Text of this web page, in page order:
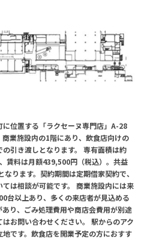
位置する「ラクセーヌ専門店」A-28
業施設内の1階にあり、飲食店向けの
引き渡しとなります。 専有面積は約
賃料は月額439,500円（税込）。共益
ります。契約期間は定期借家契約で、
は相談が可能です。 商業施設内には来
台以上あり、多くの来店者が見込める
り、ごみ処理費用や商店会費用が別途
お問い合わせください。 駅からのアク
です。飲食店を開業予定の方におすす